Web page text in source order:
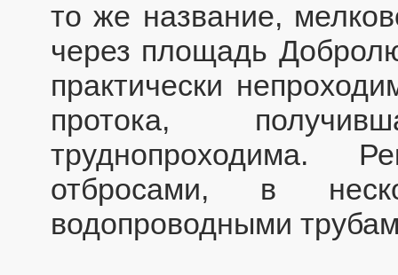
то же название,
через площадь
практически
протока,
труднопроходима.
отбросами, в
водопроводными